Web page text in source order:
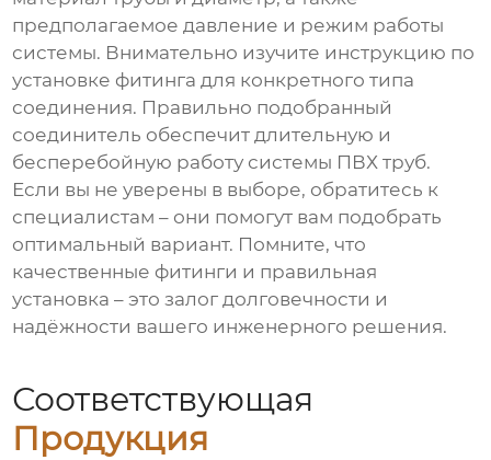
предполагаемое давление и режим работы
системы. Внимательно изучите инструкцию по
установке фитинга для конкретного типа
соединения. Правильно подобранный
соединитель обеспечит длительную и
бесперебойную работу системы ПВХ труб.
Если вы не уверены в выборе, обратитесь к
специалистам – они помогут вам подобрать
оптимальный вариант. Помните, что
качественные фитинги и правильная
установка – это залог долговечности и
надёжности вашего инженерного решения.
Соответствующая
Продукция